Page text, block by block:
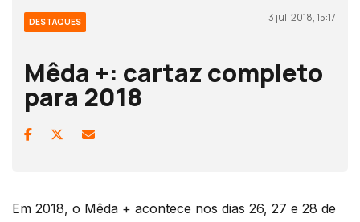
DESTAQUES 3 jul, 2018, 15:17
Mêda +: cartaz completo
para 2018
Em 2018, o Mêda + acontece nos dias 26, 27 e 28 de